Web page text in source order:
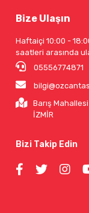
Bize Ulaşın
Haftaiçi 10:00 -
saatleri arasında
05556774871
Barış
İZMİR
Bizi Takip Edin